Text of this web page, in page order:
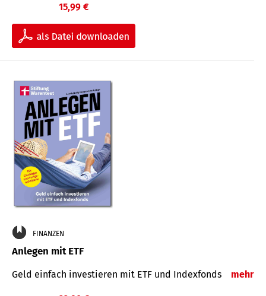
15,99 €
FINANZEN
Anlegen mit ETF
Geld einfach investieren mit ETF und Indexfonds mehr